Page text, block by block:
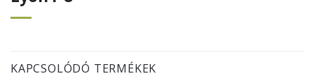
KAPCSOLÓDÓ TERMÉKEK